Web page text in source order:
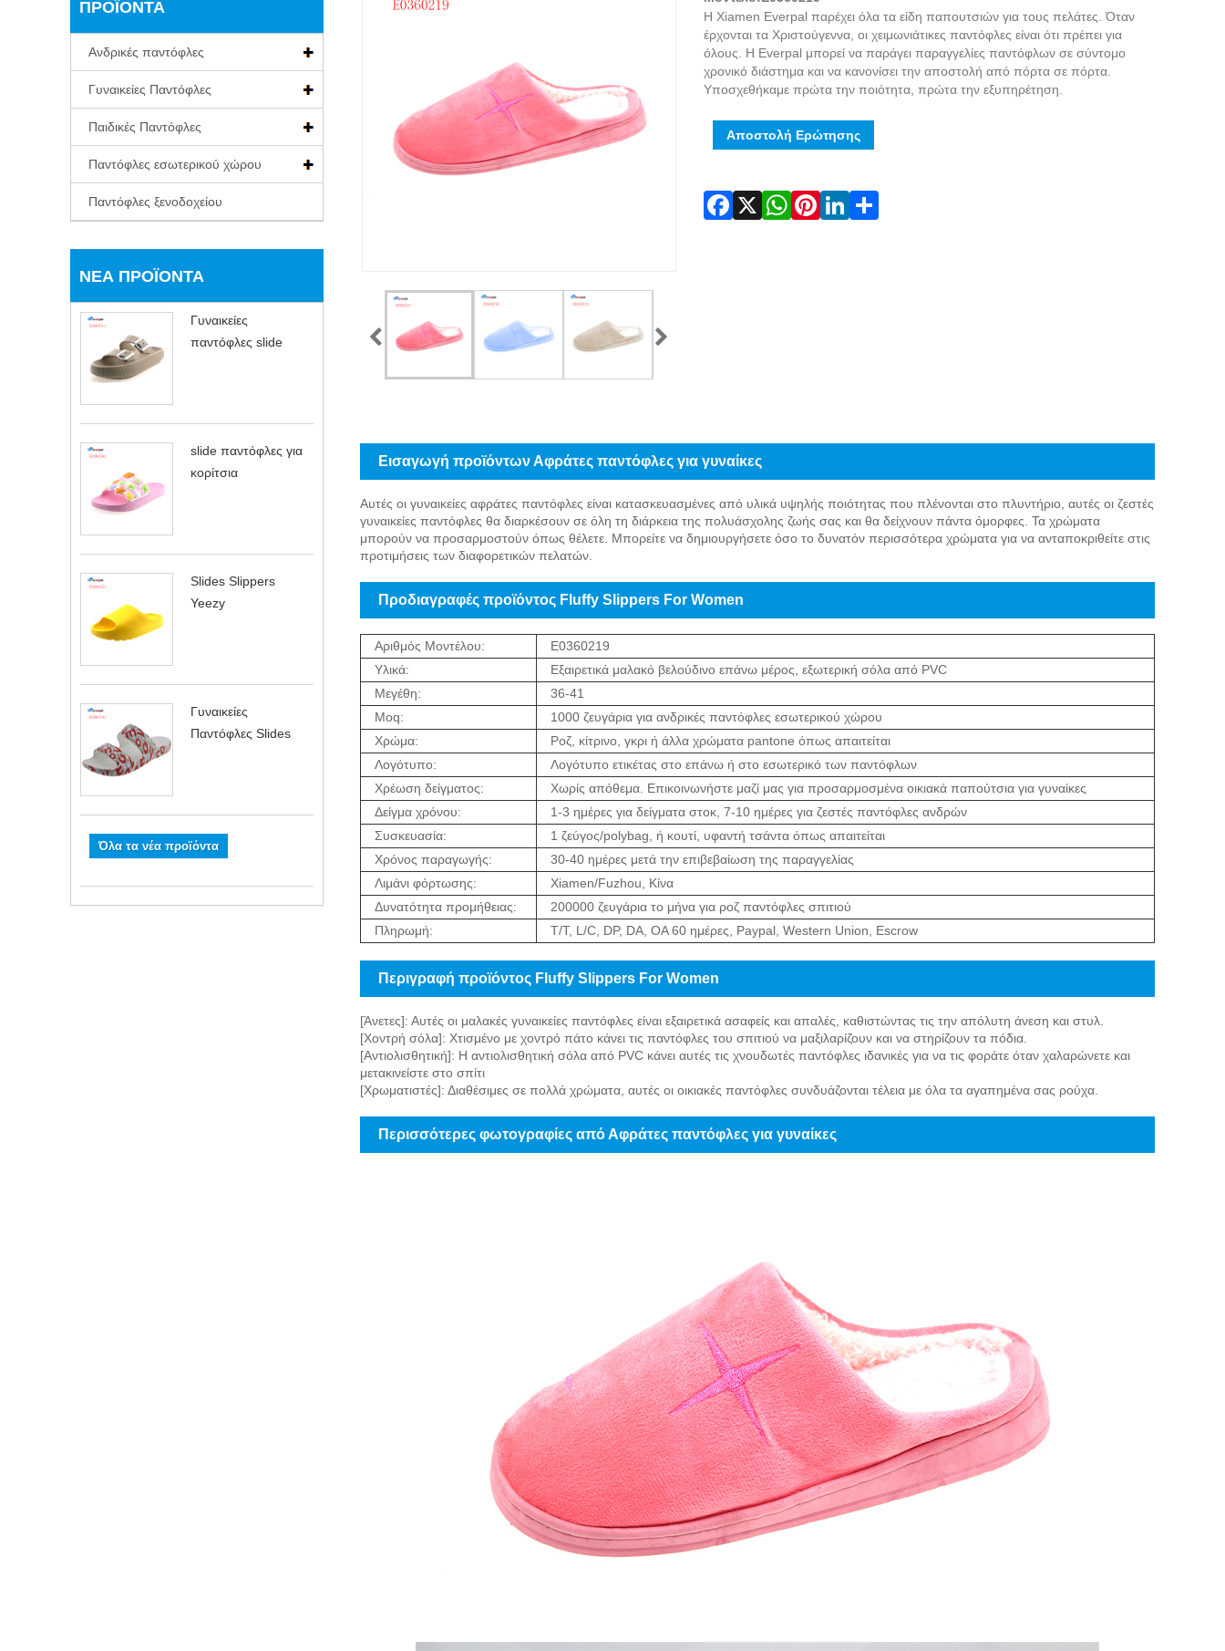
ΠΡΟΪΌΝΤΑ
Ανδρικές παντόφλες
Γυναικείες Παντόφλες
Παιδικές Παντόφλες
Παντόφλες εσωτερικού χώρου
Παντόφλες ξενοδοχείου
ΝΈΑ ΠΡΟΪΌΝΤΑ
Γυναικείες
παντόφλες slide
slide παντόφλες για
κορίτσια
Slides Slippers
Yeezy
Γυναικείες
Παντόφλες Slides
Όλα τα νέα προϊόντα
Η Xiamen Everpal παρέχει όλα τα είδη παπουτσιών για τους πελάτες. Όταν
έρχονται τα Χριστούγεννα, οι χειμωνιάτικες παντόφλες είναι ότι πρέπει για
όλους. Η Everpal μπορεί να παράγει παραγγελίες παντόφλων σε σύντομο
χρονικό διάστημα και να κανονίσει την αποστολή από πόρτα σε πόρτα.
Υποσχεθήκαμε πρώτα την ποιότητα, πρώτα την εξυπηρέτηση.
Αποστολή Ερώτησης
Εισαγωγή προϊόντων Αφράτες παντόφλες για γυναίκες
Αυτές οι γυναικείες αφράτες παντόφλες είναι κατασκευασμένες από υλικά υψηλής ποιότητας που πλένονται στο πλυντήριο, αυτές οι ζεστές
γυναικείες παντόφλες θα διαρκέσουν σε όλη τη διάρκεια της πολυάσχολης ζωής σας και θα δείχνουν πάντα όμορφες. Τα χρώματα
μπορούν να προσαρμοστούν όπως θέλετε. Μπορείτε να δημιουργήσετε όσο το δυνατόν περισσότερα χρώματα για να ανταποκριθείτε στις
προτιμήσεις των διαφορετικών πελατών.
Προδιαγραφές προϊόντος Fluffy Slippers For Women
Αριθμός Μοντέλου:
E0360219
Υλικά:
Εξαιρετικά μαλακό βελούδινο επάνω μέρος, εξωτερική σόλα από PVC
Μεγέθη:
36-41
Moq:
1000 ζευγάρια για ανδρικές παντόφλες εσωτερικού χώρου
Χρώμα:
Ροζ, κίτρινο, γκρι ή άλλα χρώματα pantone όπως απαιτείται
Λογότυπο:
Λογότυπο ετικέτας στο επάνω ή στο εσωτερικό των παντόφλων
Χρέωση δείγματος:
Χωρίς απόθεμα. Επικοινωνήστε μαζί μας για προσαρμοσμένα οικιακά παπούτσια για γυναίκες
Δείγμα χρόνου:
1-3 ημέρες για δείγματα στοκ, 7-10 ημέρες για ζεστές παντόφλες ανδρών
Συσκευασία:
1 ζεύγος/polybag, ή κουτί, υφαντή τσάντα όπως απαιτείται
Χρόνος παραγωγής:
30-40 ημέρες μετά την επιβεβαίωση της παραγγελίας
Λιμάνι φόρτωσης:
Xiamen/Fuzhou, Κίνα
Δυνατότητα προμήθειας:
200000 ζευγάρια το μήνα για ροζ παντόφλες σπιτιού
Πληρωμή:
T/T, L/C, DP, DA, OA 60 ημέρες, Paypal, Western Union, Escrow
Περιγραφή προϊόντος Fluffy Slippers For Women
[Άνετες]: Αυτές οι μαλακές γυναικείες παντόφλες είναι εξαιρετικά ασαφείς και απαλές, καθιστώντας τις την απόλυτη άνεση και στυλ.
[Χοντρή σόλα]: Χτισμένο με χοντρό πάτο κάνει τις παντόφλες του σπιτιού να μαξιλαρίζουν και να στηρίζουν τα πόδια.
[Αντιολισθητική]: Η αντιολισθητική σόλα από PVC κάνει αυτές τις χνουδωτές παντόφλες ιδανικές για να τις φοράτε όταν χαλαρώνετε και
μετακινείστε στο σπίτι
[Χρωματιστές]: Διαθέσιμες σε πολλά χρώματα, αυτές οι οικιακές παντόφλες συνδυάζονται τέλεια με όλα τα αγαπημένα σας ρούχα.
Περισσότερες φωτογραφίες από Αφράτες παντόφλες για γυναίκες